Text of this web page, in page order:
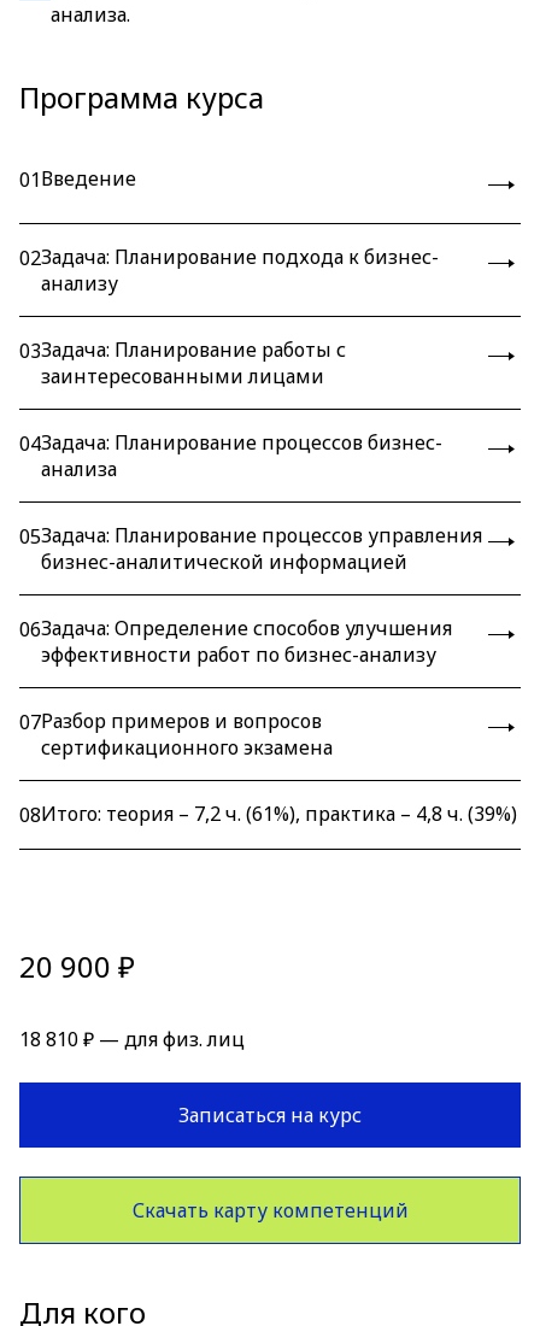
анализа.
Программа курса
01Введение
02Задача: Планирование подхода к бизнес-
анализу
03Задача: Планирование работы с
заинтересованными лицами
04Задача: Планирование процессов бизнес-
анализа
05Задача: Планирование процессов управления
бизнес-аналитической информацией
06Задача: Определение способов улучшения
эффективности работ по бизнес-анализу
07Разбор примеров и вопросов
сертификационного экзамена
08Итого: теория – 7,2 ч. (61%), практика – 4,8 ч. (39%)
20 900 ₽
18 810 ₽ — для физ. лиц
Записаться на курс
Скачать карту компетенций
Для кого